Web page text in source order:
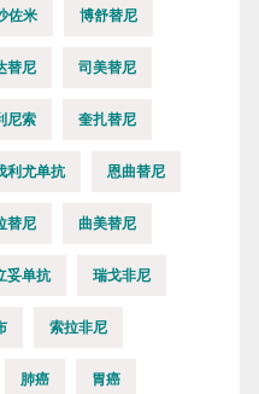
佐米 博舒替尼
替尼 司美替尼
尼索 奎扎替尼
利尤单抗 恩曲替尼
替尼 曲美替尼
妥单抗 瑞戈非尼
索拉非尼
肺癌 胃癌